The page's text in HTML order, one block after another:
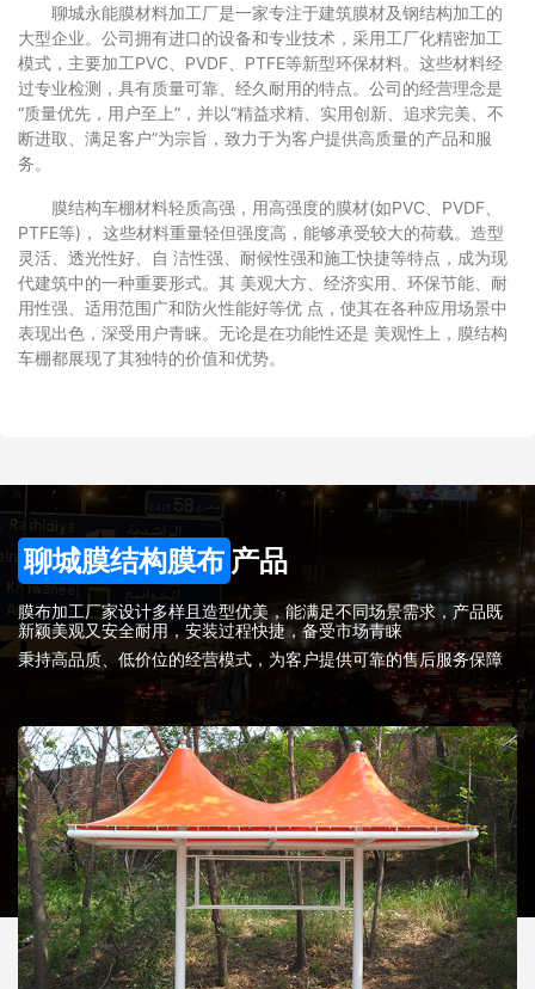
聊城永能膜材料加工厂是一家专注于建筑膜材及钢结构加工的
大型企业。公司拥有进口的设备和专业技术，采用工厂化精密加工
模式，主要加工PVC、PVDF、PTFE等新型环保材料。这些材料经
过专业检测，具有质量可靠、经久耐用的特点。公司的经营理念是
“质量优先，用户至上”，并以“精益求精、实用创新、追求完美、不
断进取、满足客户”为宗旨，致力于为客户提供高质量的产品和服
务。
膜结构车棚材料轻质高强，用高强度的膜材(如PVC、PVDF、
PTFE等)， 这些材料重量轻但强度高，能够承受较大的荷载。造型
灵活、透光性好、自 洁性强、耐候性强和施工快捷等特点，成为现
代建筑中的一种重要形式。其 美观大方、经济实用、环保节能、耐
用性强、适用范围广和防火性能好等优 点，使其在各种应用场景中
表现出色，深受用户青睐。无论是在功能性还是 美观性上，膜结构
车棚都展现了其独特的价值和优势。
聊城膜结构膜布 产品
膜布加工厂家设计多样且造型优美，能满足不同场景需求，产品既
新颖美观又安全耐用，安装过程快捷，备受市场青睐
秉持高品质、低价位的经营模式，为客户提供可靠的售后服务保障